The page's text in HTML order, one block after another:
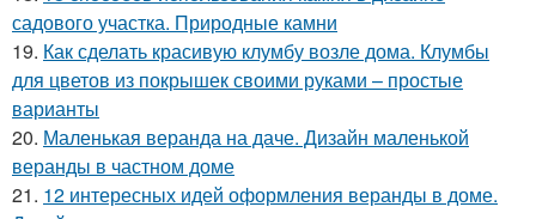
садового участка. Природные камни
19. Как сделать красивую клумбу возле дома. Клумбы
для цветов из покрышек своими руками – простые
варианты
20. Маленькая веранда на даче. Дизайн маленькой
веранды в частном доме
21. 12 интересных идей оформления веранды в доме.